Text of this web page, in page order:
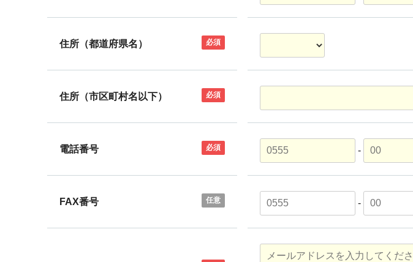
住所（都道府県名） 必須
住所（市区町村名以下） 必須
電話番号 必須 -
FAX番号 任意 -